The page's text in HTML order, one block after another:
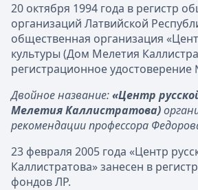
20 октября 1994 года в регистр
организаций Латвийской
общественная организация
культуры (Дом Мелетия
регистрационное удостоверение
Двойное название:«Центр
Мелетия Каллистратова)
рекомендации профессора
23 февраля 2005 года «Центр
Каллистратова» занесен в
фондов ЛР.